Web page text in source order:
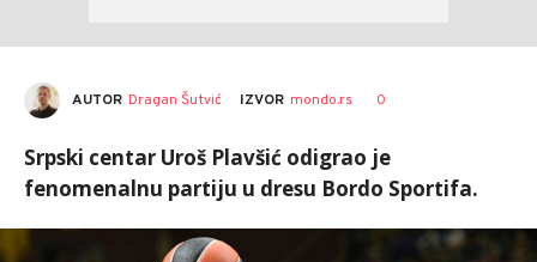
AUTOR Dragan Šutvić IZVOR mondo.rs 0
Srpski centar Uroš Plavšić odigrao je
fenomenalnu partiju u dresu Bordo Sportifa.